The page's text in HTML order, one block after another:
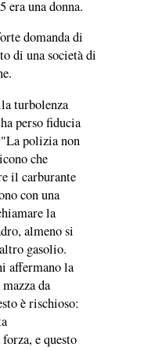
era una donna.
domanda di
di una società di
turbolenza
perso fiducia
polizia non
che
il carburante
con una
la
almeno si
gasolio.
affermano la
da
è rischioso:
e questo